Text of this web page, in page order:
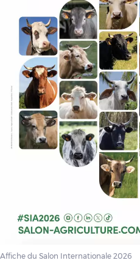
Affiche du Salon Internationale 2026